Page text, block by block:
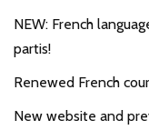
NEW: French
partis!
Renewed French
New website and